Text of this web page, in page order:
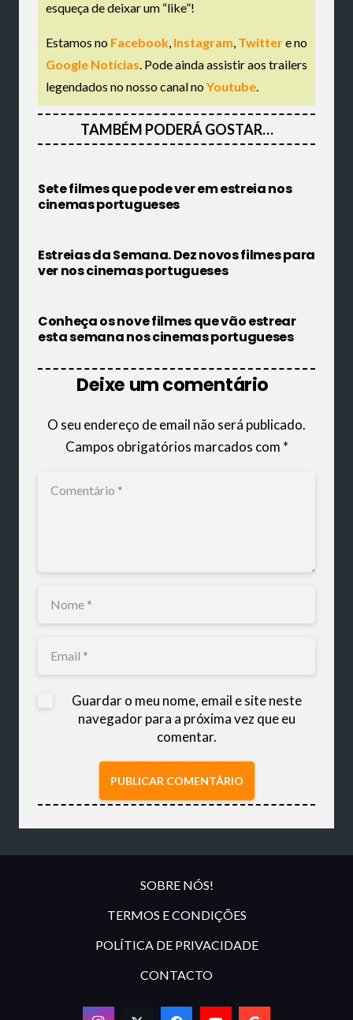
esqueça de deixar um “like”!
Estamos no Facebook Instagram Twittere no
Google Notícias . Pode ainda assistir aos trailers
legendados no nosso canal noYoutube
TAMBÉM PODERÁ GOSTAR…
Sete filmes que pode ver em estreia nos
cinemas portugueses
Estreias da Semana. Dez novos filmes para
ver nos cinemas portugueses
Conheça os nove filmes que vão estrear
esta semana nos cinemas portugueses
Deixe um comentário
O seu endereço de email não será publicado.
Campos obrigatórios marcados com *
Guardar o meu nome, email e site neste
navegador para a próxima vez que eu
comentar.
PUBLICAR COMENTÁRIO
SOBRE NÓS!
TERMOS E CONDIÇÕES
POLÍTICA DE PRIVACIDADE
CONTACTO